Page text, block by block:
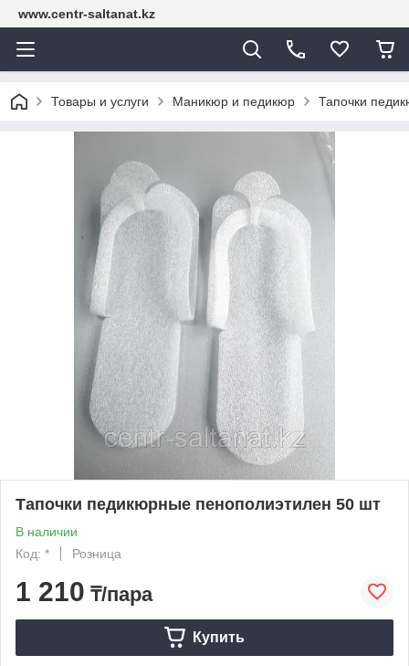
www.centr-saltanat.kz
Товары и услуги Маникюр и педикюр Тапочки
Тапочки педикюрные пенополиэтилен 50 шт
В наличии
Код: *
Розница
1 210 ₸/пара
Купить